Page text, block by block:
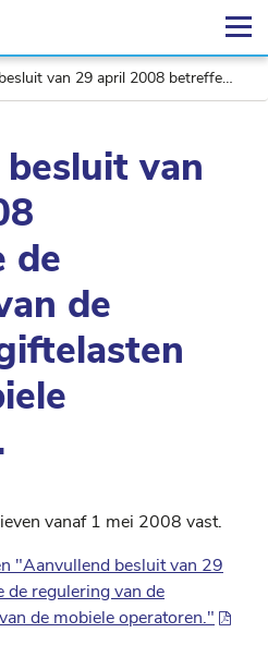
betreffende de regulering van de gespreksafgiftelasten van de mobiele operatoren.
van
de
de
vanaf 1 mei 2008 vast.
"Aanvullend besluit van 29
regulering van de
de mobiele operatoren."